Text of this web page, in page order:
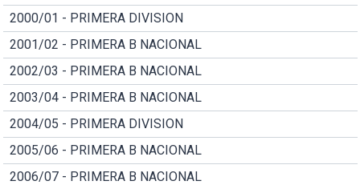
2000/01 - PRIMERA DIVISION
2001/02 - PRIMERA B NACIONAL
2002/03 - PRIMERA B NACIONAL
2003/04 - PRIMERA B NACIONAL
2004/05 - PRIMERA DIVISION
2005/06 - PRIMERA B NACIONAL
2006/07 - PRIMERA B NACIONAL